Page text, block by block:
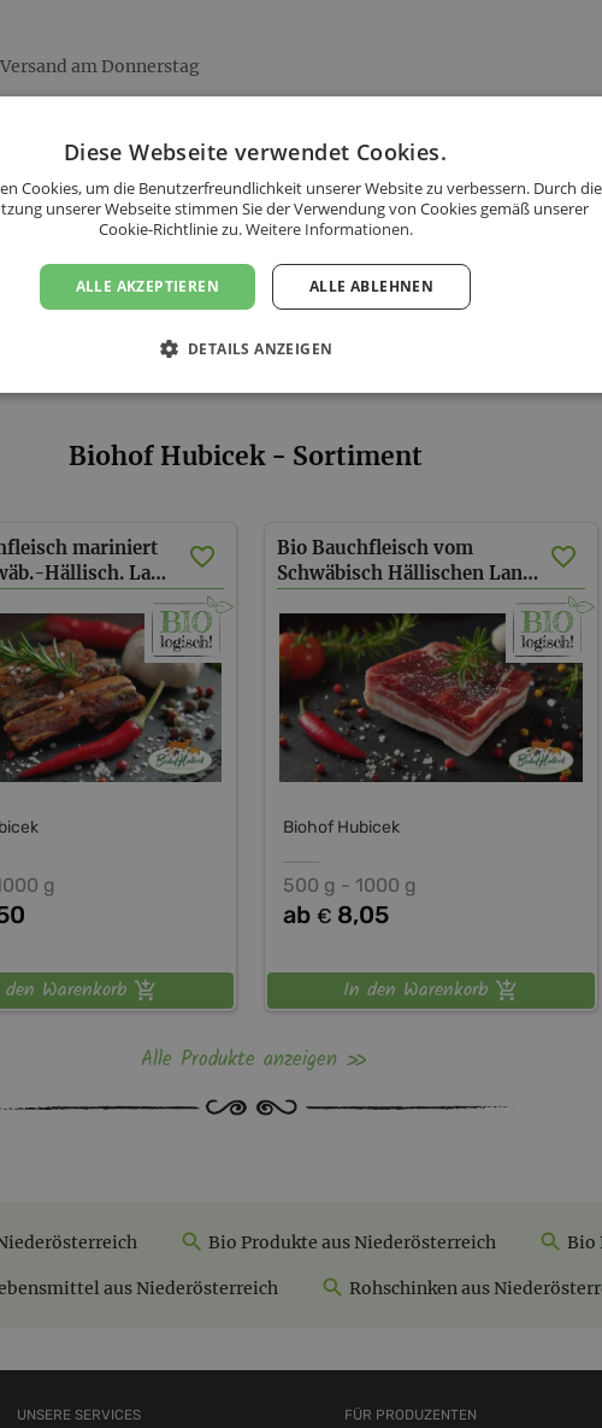
am Donnerstag
Ländern an:
Biohof Hubicek - Sortiment
mariniert
vom Schwäb.-Hällisch. Landschwein
g
Warenkorb
Bio Bauchfleisch vom
Schwäbisch Hällischen Landschwein
Biohof Hubicek
500 g - 1000 g
ab € 8,05
In den Warenkorb
Alle Produkte anzeigen
Bio Produkte aus Niederösterreich Bio
aus Niederösterreich Rohschinken aus
UNSERE SERVICES FÜR PRODUZENTEN
Diese Webseite verwendet Cookies.
Cookies, um die Benutzerfreundlichkeit unserer Website zu verbessern. Durch die
unserer Webseite stimmen Sie der Verwendung von Cookies gemäß unserer
Cookie-Richtlinie zu.Weitere Informationen.
ALLE AKZEPTIEREN ALLE ABLEHNEN
DETAILS ANZEIGEN